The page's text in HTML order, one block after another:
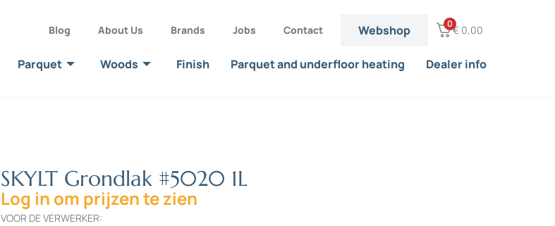
Blog About Us Brands Jobs Contact Webshop 0€ 0,00
Parquet Woods Finish Parquet and underfloor heating Dealer info
SKYLT Grondlak #5020 1L
Log in om prijzen te zien
VOOR DE VERWERKER: